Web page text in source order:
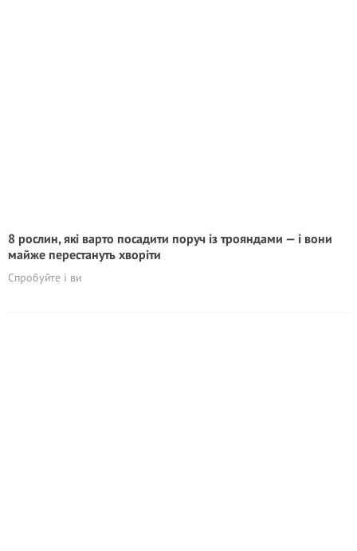
8 рослин, які варто посадити поруч із трояндами — і вони
майже перестануть хворіти
Спробуйте і ви